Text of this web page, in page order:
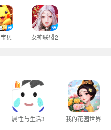
贝 女神联盟2
属性与生活3 我的花园世界